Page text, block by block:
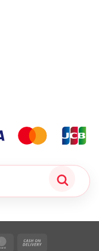
MasterCard